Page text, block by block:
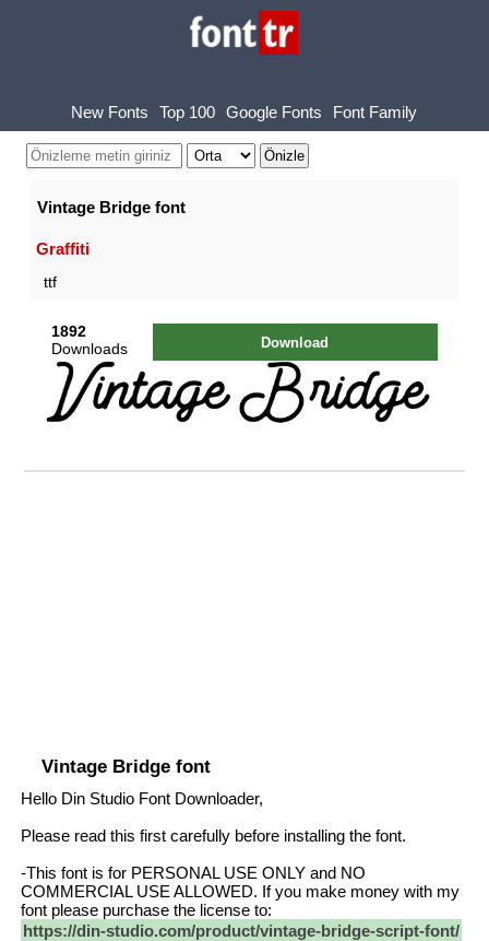
New Fonts Top 100 Google Fonts Font Family
Vintage Bridge font
Graffiti
ttf
1892
Downloads
Download
Vintage Bridge font
Hello Din Studio Font Downloader,
Please read this first carefully before installing the font.
-This font is for PERSONAL USE ONLY and NO
COMMERCIAL USE ALLOWED. If you make money with my
font please purchase the license to:
https://din-studio.com/product/vintage-bridge-script-font/